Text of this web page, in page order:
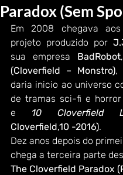
Paradox (Sem
Em 2008 chegava
projeto produzido por
sua empresa BadRobot
(Cloverfield – Monstro),
daria inicio ao universo
de tramas sci-fi e horror
e 10 Cloverfield
Cloverfield,10 -2016).
Dez anos depois do
chega a terceira parte
The Cloverfield Paradox